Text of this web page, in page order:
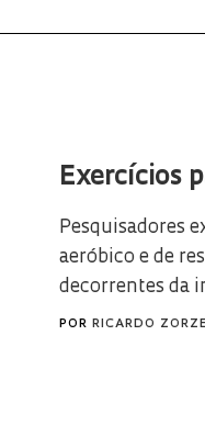
Exercícios
Pesquisadores
aeróbico e de
decorrentes da
POR RICARDO